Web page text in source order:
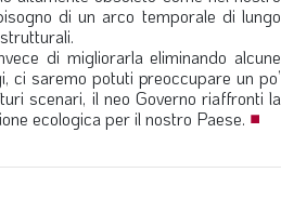
di un arco temporale di lungo
di migliorarla eliminando alcune
ci saremo potuti preoccupare un po’
scenari, il neo Governo riaffronti la
ecologica per il nostro Paese. ■